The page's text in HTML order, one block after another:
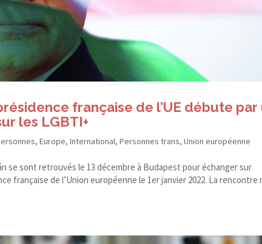
française de l’UE débute par
les LGBTI+
,Europe,International,Personnes trans,Union européenne
se sont retrouvés le 13 décembre à Budapest pour échanger sur
française de l’Union européenne le 1er janvier 2022. La rencontre